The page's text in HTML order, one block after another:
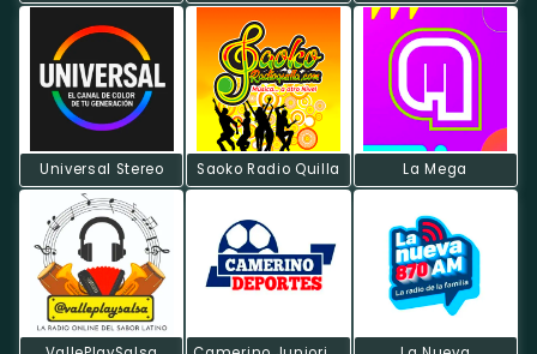
Universal Stereo Saoko Radio Quilla La Mega